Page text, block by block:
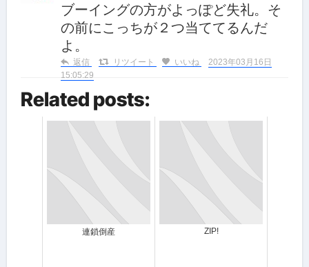
ブーイングの方がよっぽど失礼。そ
の前にこっちが２つ当ててるんだ
よ。
返信 リツイート いいね
2023年03月16日
15:05:29
Related posts:
連鎖倒産 ZIP!